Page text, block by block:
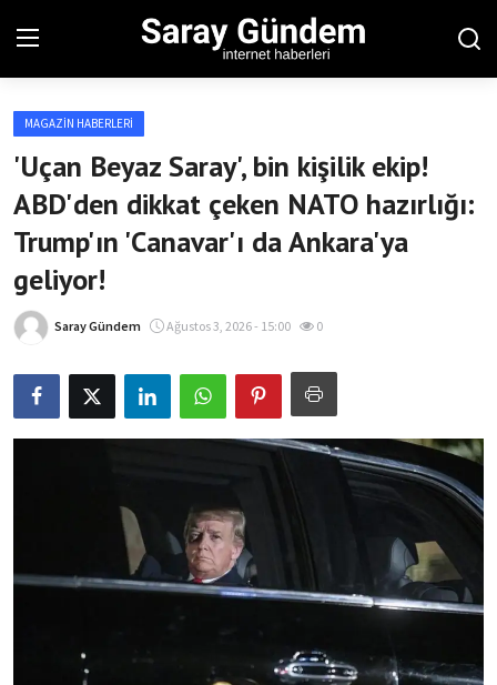
Ana Sayfa
Bölgesel
Son Dakika
Spor Haberleri
Magazin Haberleri
MAGAZIN HABERLERI
'Uçan Beyaz Saray', bin kişilik ekip!
ABD'den dikkat çeken NATO hazırlığı:
Trump'ın 'Canavar'ı da Ankara'ya
geliyor!
Saray Gündem Ağustos 3, 2026 - 15:00 0